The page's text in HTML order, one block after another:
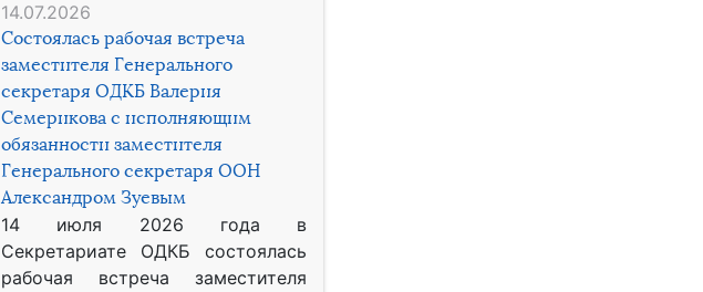
14.07.2026
Состоялась рабочая встреча
заместителя Генерального
секретаря ОДКБ Валерия
Семерикова с исполняющим
обязанности заместителя
Генерального секретаря ООН
Александром Зуевым
14 июля 2026 года в
Секретариате ОДКБ состоялась
рабочая встреча заместителя